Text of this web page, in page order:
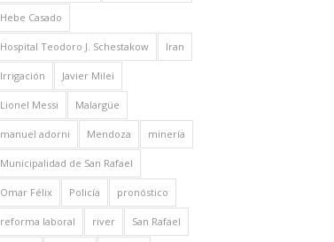
Hebe Casado
Hospital Teodoro J. Schestakow Iran
Irrigación Javier Milei
Lionel Messi Malargüe
manuel adorni Mendoza minería
Municipalidad de San Rafael
Omar Félix Policía pronóstico
reforma laboral river San Rafael